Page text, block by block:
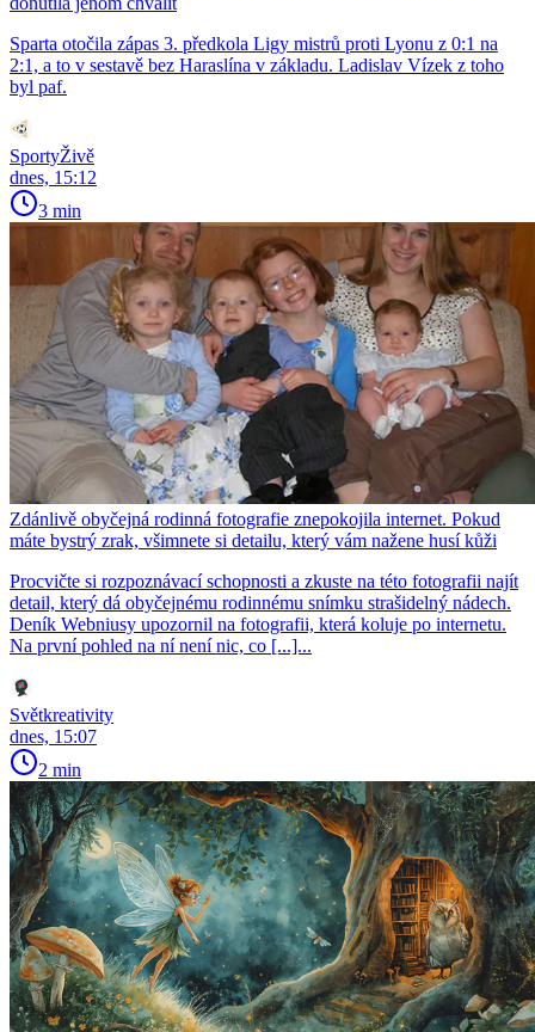
Sparta otočila zápas 3. předkola Ligy mistrů proti Lyonu z 0:1 na
2:1, a to v sestavě bez Haraslína v základu. Ladislav Vízek z toho
byl paf.
SportyŽivě
dnes, 15:12
3 min
Zdánlivě obyčejná rodinná fotografie znepokojila internet. Pokud
máte bystrý zrak, všimnete si detailu, který vám nažene husí kůži
Procvičte si rozpoznávací schopnosti a zkuste na této fotografii najít
detail, který dá obyčejnému rodinnému snímku strašidelný nádech.
Deník Webniusy upozornil na fotografii, která koluje po internetu.
Na první pohled na ní není nic, co [...]...
Světkreativity
dnes, 15:07
2 min